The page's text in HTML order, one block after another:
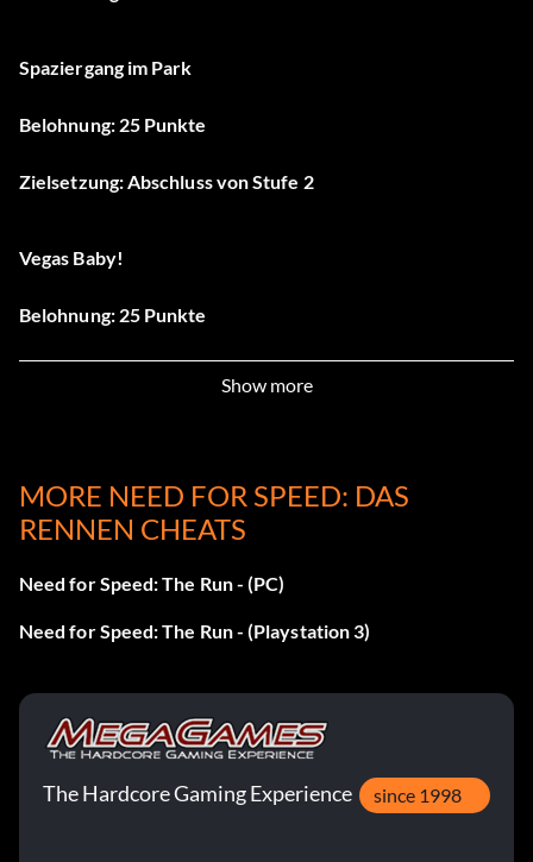
Spaziergang im Park
Belohnung: 25 Punkte
Zielsetzung: Abschluss von Stufe 2
Vegas Baby!
Belohnung: 25 Punkte
Belohnung: 25 Punkte
Herr Pflug
Belohnung: 25 Punkte
Zielsetzung: Stufe 5 abschließen
Show more
MORE NEED FOR SPEED: DAS
RENNEN CHEATS
Need for Speed: The Run - (PC)
Need for Speed: The Run - (Playstation 3)
The Hardcore Gaming Experience since 1998